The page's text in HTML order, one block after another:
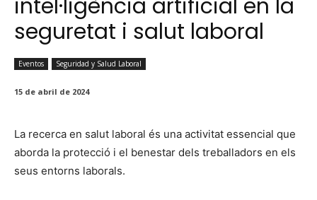
intel·ligència artificial en la
seguretat i salut laboral
Eventos Seguridad y Salud Laboral
15 de abril de 2024
La recer­ca en salut lab­o­ral és una activ­i­tat essen­cial que
abor­da la pro­tec­ció i el ben­es­tar dels tre­bal­ladors en els
seus entorns lab­o­rals.